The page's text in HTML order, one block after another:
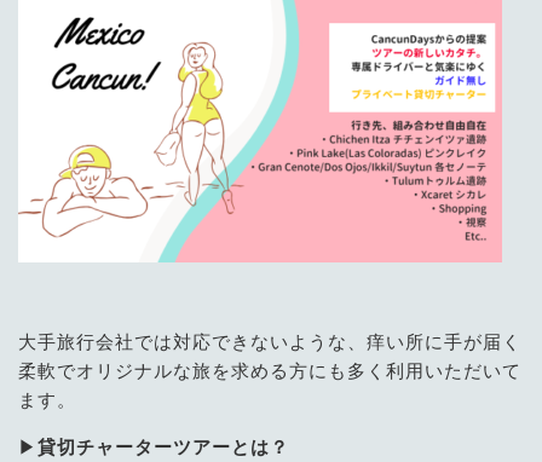
大手旅行会社では対応できないような、痒い所に手が届く
柔軟でオリジナルな旅を求める方にも多く利用いただいて
ます。
▶ 貸切チャーターツアーとは？